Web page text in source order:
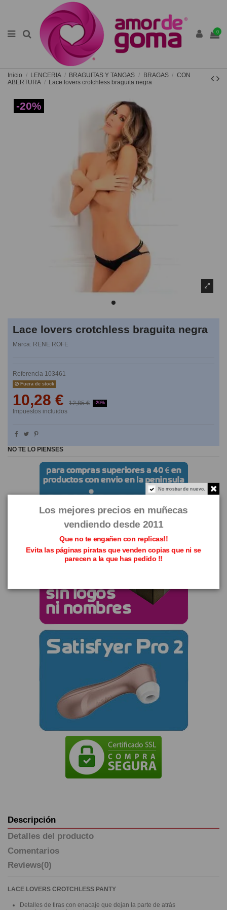
0
Inicio LENCERIA BRAGUITAS Y TANGAS BRAGAS
CON
ABERTURA
Lace lovers crotchless braguita negra
-20%
Lace lovers crotchless braguita negra
Marca: RENE ROFE
Referencia 103461
Fuera de stock
10,28 € 12,85 € -20%
Impuestos incluidos
NO TE LO PIENSES
Descripción
Detalles del producto
Comentarios
Reviews(0)
LACE LOVERS CROTCHLESS PANTY
Detalles de tiras con enacaje que dejan la parte de atrás
No mostrar de nuevo.
Los mejores precios en muñecas
vendiendo desde 2011
Que no te engañen con replicas!!
Evita las páginas piratas que venden copias que ni se
parecen a la que has pedido !!